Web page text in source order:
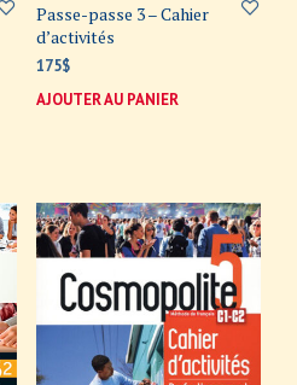
Passe-passe 3 – Cahier
d’activités
175$
AJOUTER AU PANIER